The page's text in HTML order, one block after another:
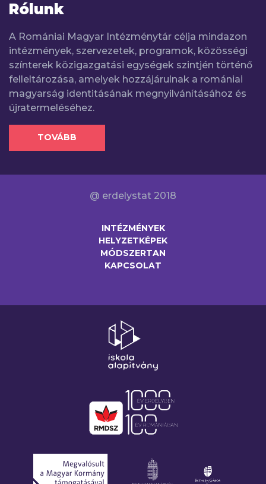
Rólunk
A Romániai Magyar Intézménytár célja mindazon
intézmények, szervezetek, programok, közösségi
színterek közigazgatási egységek szintjén történő
felleltározása, amelyek hozzájárulnak a romániai
magyarság identitásának megnyilvánításához és
újratermeléséhez.
TOVÁBB
@ erdelystat 2018
INTÉZMÉNYEK
HELYZETKÉPEK
MÓDSZERTAN
KAPCSOLAT